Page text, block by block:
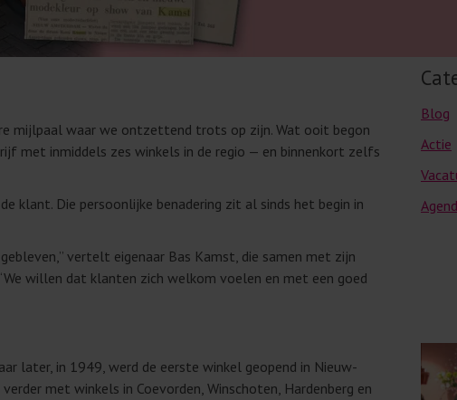
mijlpaal waar we ontzettend trots op zijn. Wat ooit begon
met inmiddels zes winkels in de regio — en binnenkort zelfs
klant. Die persoonlijke benadering zit al sinds het begin in
vertelt eigenaar Bas Kamst, die samen met zijn
willen dat klanten zich welkom voelen en met een goed
later, in 1949, werd de eerste winkel geopend in Nieuw-
met winkels in Coevorden, Winschoten, Hardenberg en
Blog
Actie